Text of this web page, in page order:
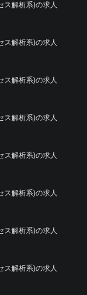
ス解析系)の求人
ス解析系)の求人
ス解析系)の求人
ス解析系)の求人
ス解析系)の求人
ス解析系)の求人
ス解析系)の求人
ス解析系)の求人